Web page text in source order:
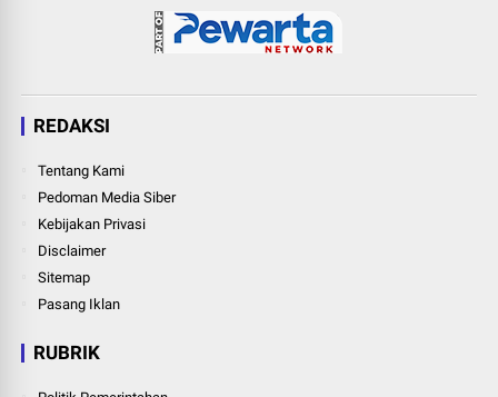
REDAKSI
Tentang Kami
Pedoman Media Siber
Kebijakan Privasi
Disclaimer
Sitemap
Pasang Iklan
RUBRIK